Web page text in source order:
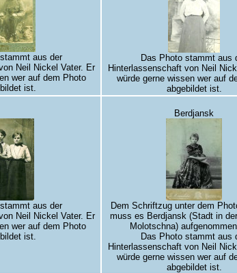
aus der
Neil Nickel Vater. Er
wer auf dem Photo
ist.
Das Photo stammt aus
Hinterlassenschaft von Neil
würde gerne wissen wer auf
abgebildet ist.
aus der
Neil Nickel Vater. Er
wer auf dem Photo
ist.
Berdjansk
Dem Schriftzug unter dem
muss es Berdjansk (Stadt in
Molotschna)
Das Photo stammt aus
Hinterlassenschaft von Neil
würde gerne wissen wer auf
abgebildet ist.